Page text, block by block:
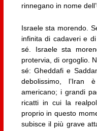
rinnegano in nome
Israele sta morendo.
infinita di cadaveri e
sé. Israele sta
protervia, di orgoglio.
sé: Gheddafi e
debolissimo, l’Iran
americano; i grandi
ricatti in cui la
proprio in questo
subisce il più grave